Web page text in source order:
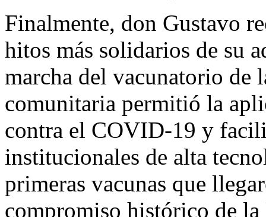
Finalmente, don Gustavo
hitos más solidarios de su
marcha del vacunatorio de
comunitaria permitió la
contra el COVID-19 y
institucionales de alta
primeras vacunas que
compromiso histórico de